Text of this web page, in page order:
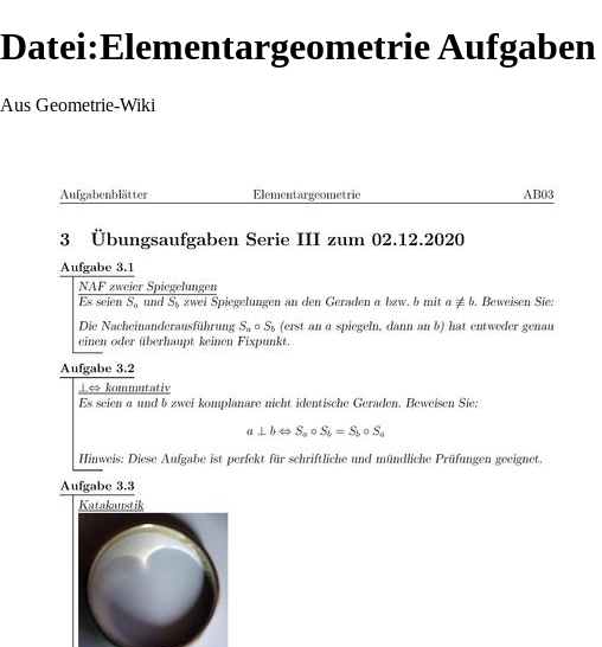
Datei:Elementargeometrie
Aus Geometrie-Wiki